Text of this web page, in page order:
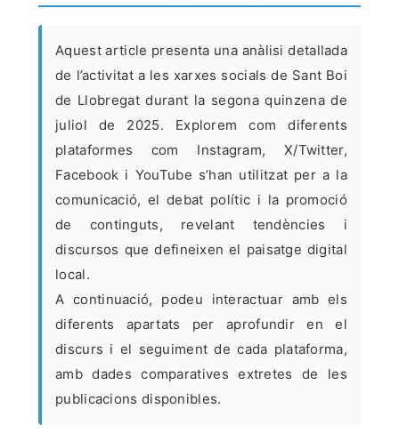
Aquest article presenta una anàlisi detallada
de l’activitat a les xarxes socials de Sant Boi
de Llobregat durant la segona quinzena de
juliol de 2025. Explorem com diferents
plataformes com Instagram, X/Twitter,
Facebook i YouTube s’han utilitzat per a la
comunicació, el debat polític i la promoció
de continguts, revelant tendències i
discursos que defineixen el paisatge digital
local.
A continuació, podeu interactuar amb els
diferents apartats per aprofundir en el
discurs i el seguiment de cada plataforma,
amb dades comparatives extretes de les
publicacions disponibles.